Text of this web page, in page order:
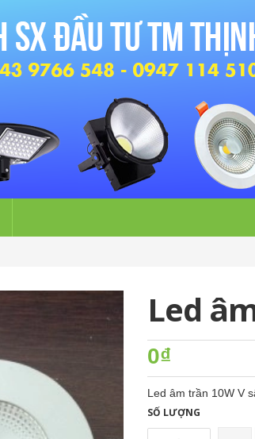
Led
0₫
Led âm trần 10W V
SỐ LƯỢNG